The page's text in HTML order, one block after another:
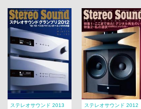
ステレオサウンド 2013
ステレオサウンド 2012